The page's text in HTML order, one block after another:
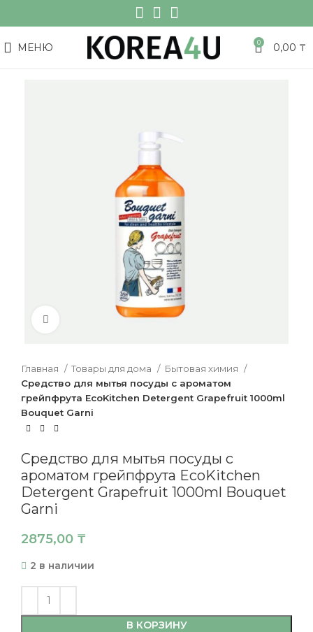
МЕНЮ 0 0,00 ₸
Нажмите, чтобы увеличить
Главная Товары для дома
Бытовая химия
Средство для мытья посуды с ароматом
грейпфрута EcoKitchen Detergent Grapefruit 1000ml
Bouquet Garni
Средство для мытья посуды с
ароматом грейпфрута EcoKitchen
Detergent Grapefruit 1000ml Bouquet
Garni
2875,00 ₸
2 в наличии
В КОРЗИНУ